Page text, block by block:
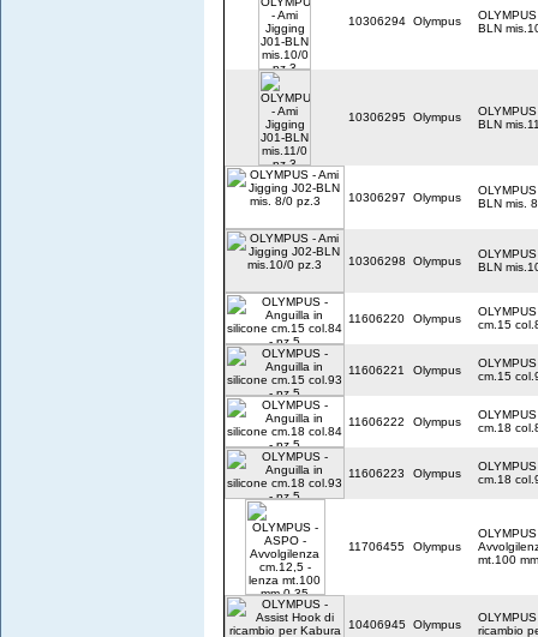
10306294 Olympus
BLN
10306295 Olympus
BLN
10306297 Olympus
BLN mis.
10306298 Olympus
BLN
11606220 Olympus
cm.15
11606221 Olympus
cm.15
11606222 Olympus
cm.18
11606223 Olympus
cm.18
11706455 Olympus
mt.100
10406945 Olympus
ricambio